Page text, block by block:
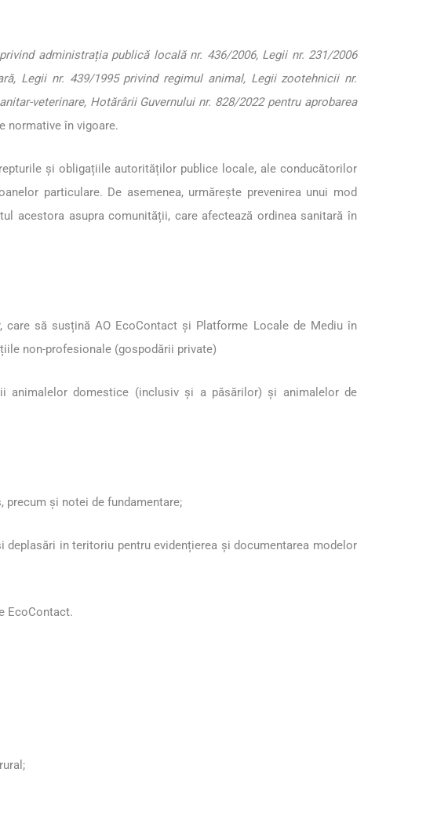
administrația publică locală nr. 436/2006, Legii nr. 231/2006
Legii nr. 439/1995 privind regimul animal, Legii zootehnicii nr.
veterinare, Hotărârii Guvernului nr. 828/2022 pentru aprobarea
normative în vigoare.
și obligațiile autorităților publice locale, ale conducătorilor
particulare. De asemenea, urmărește prevenirea unui mod
acestora asupra comunității, care afectează ordinea sanitară în
să susțină AO EcoContact și Platforme Locale de Mediu în
non-profesionale (gospodării private)
animalelor domestice (inclusiv și a păsărilor) și animalelor de
și notei de fundamentare;
in teritoriu pentru evidențierea și documentarea modelor
EcoContact.